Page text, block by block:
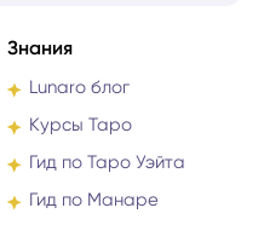
Знания
Lunaro блог
Курсы Таро
Гид по Таро Уэйта
Гид по Манаре